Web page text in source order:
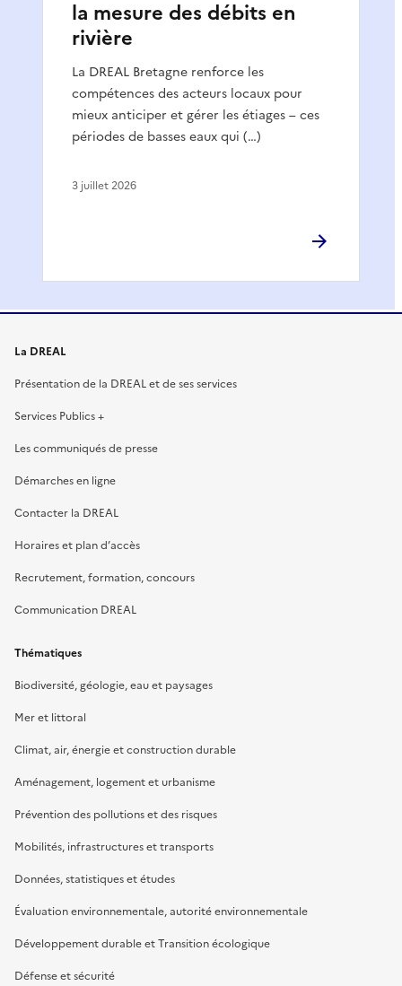
la mesure des débits en
rivière
La DREAL Bretagne renforce les
compétences des acteurs locaux pour
mieux anticiper et gérer les étiages – ces
périodes de basses eaux qui (…)
3 juillet 2026
La DREAL
Présentation de la DREAL et de ses services
Services Publics +
Les communiqués de presse
Démarches en ligne
Contacter la DREAL
Horaires et plan d’accès
Recrutement, formation, concours
Communication DREAL
Thématiques
Biodiversité, géologie, eau et paysages
Mer et littoral
Climat, air, énergie et construction durable
Aménagement, logement et urbanisme
Prévention des pollutions et des risques
Mobilités, infrastructures et transports
Données, statistiques et études
Évaluation environnementale, autorité environnementale
Développement durable et Transition écologique
Défense et sécurité